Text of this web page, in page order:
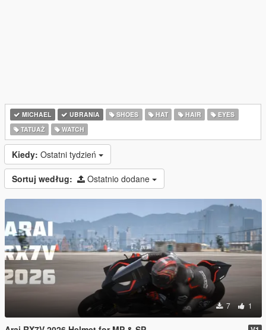
MICHAEL UBRANIA SHOES HAT HAIR
EYES
TATUAŻ
WATCH
Kiedy: Ostatni tydzień
Sortuj według: Ostatnio dodane
7 1